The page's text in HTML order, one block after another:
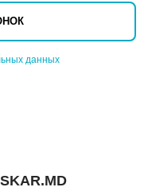
данных